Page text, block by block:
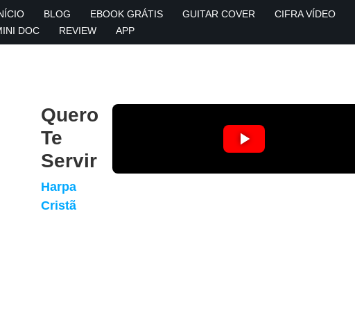
BLOG EBOOK GRÁTIS GUITAR COVER CIFRA VÍDEO
DOC
REVIEW APP
Quero
Te
Servir
Harpa
Cristã